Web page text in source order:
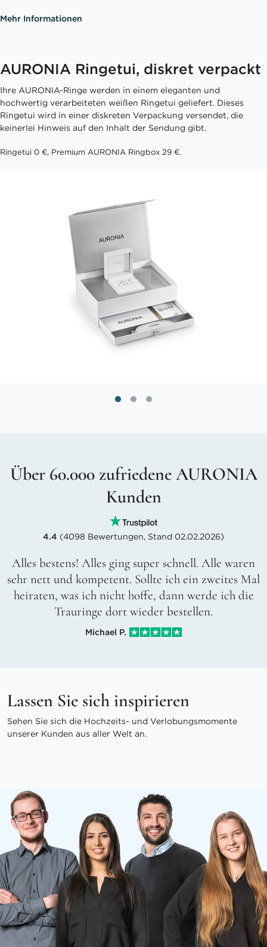
Mehr Informationen
AURONIA Ringetui, diskret verpackt
Ihre AURONIA-Ringe werden in einem eleganten und
hochwertig verarbeiteten weißen Ringetui geliefert. Dieses
Ringetui wird in einer diskreten Verpackung versendet, die
keinerlei Hinweis auf den Inhalt der Sendung gibt.
Ringetui 0 €, Premium AURONIA Ringbox 29 €.
Über 60.000 zufriedene AURONIA
Kunden
4.4 (4098 Bewertungen, Stand 02.02.2026)
Alles bestens! Alles ging super schnell. Alle waren
sehr nett und kompetent. Sollte ich ein zweites Mal
heiraten, was ich nicht hoffe, dann werde ich die
Trauringe dort wieder bestellen.
Michael P.
Lassen Sie sich inspirieren
Sehen Sie sich die Hochzeits- und Verlobungsmomente
unserer Kunden aus aller Welt an.